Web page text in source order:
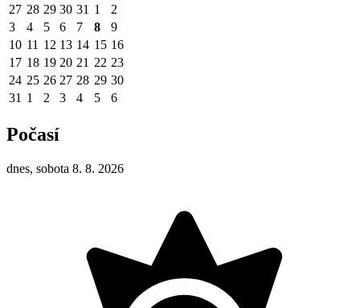
27 28 29 30 31 1
2
3
4 5 6 7 8
9
10 11 12 13 14 15 16
17 18 19 20 21 22 23
24 25 26 27 28 29 30
31 1 2 3 4 5 6
Počasí
dnes, sobota 8. 8. 2026